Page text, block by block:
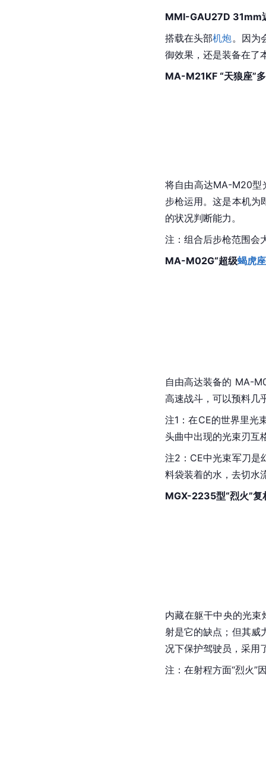
MMI-GAU27D 31mm
搭载在头部机炮。因为
御效果，还是装备在了
MA-M21KF “天狼座”
将自由高达MA-M20型
步枪运用。这是本机为
的状况判断能力。
注：组合后步枪范围会
MA-M02G“超级蝎虎座
自由高达装备的 MA-
高速战斗，可以预料几
注1：在CE的世界里光
头曲中出现的光束刃互
注2：CE中光束军刀是
料袋装着的水，去切水
MGX-2235型“烈火”复
内藏在躯干中央的光束
射是它的缺点；但其威
况下保护驾驶员，采用
注：在射程方面“烈火”